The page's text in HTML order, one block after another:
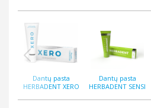
Dantų pasta
HERBADENT XERO
g
Dantų pasta
HERBADENT SENSI
hidroksiapatitu 75 g